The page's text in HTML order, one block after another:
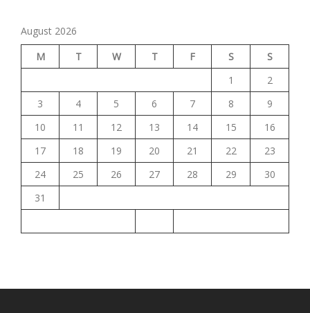
August 2026
M
T W T F S
S
1
2
3
4 5 6 7 8
9
10
11 12 13 14 15
16
17
18 19 20 21 22
23
24
25 26 27 28 29
30
31